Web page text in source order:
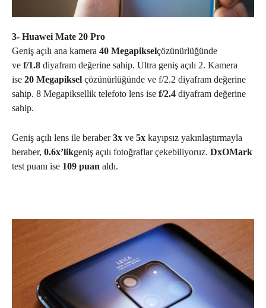
3- Huawei Mate 20 Pro
Geniş açılı ana kamera 40 Megapikselçözünürlüğünde
ve f/1.8 diyafram değerine sahip. Ultra geniş açılı 2. Kamera
ise 20 Megapiksel çözünürlüğünde ve f/2.2 diyafram değerine
sahip. 8 Megapiksellik telefoto lens ise f/2.4 diyafram değerine
sahip.
Geniş açılı lens ile beraber3x ve 5x kayıpsız yakınlaştırmayla
beraber, 0.6x’likgeniş açılı fotoğraflar çekebiliyoruz. DxOMark
test puanı ise 109 puan aldı.